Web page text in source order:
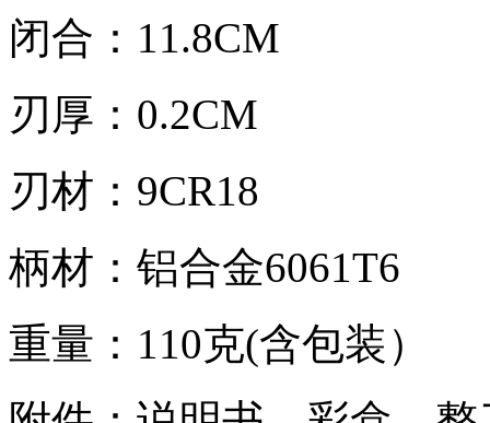
闭合：11.8CM
刃厚：0.2CM
刃材：9CR18
柄材：铝合金6061T6
重量：110克(含包装）